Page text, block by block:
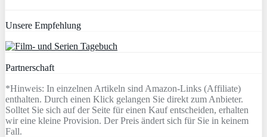
Unsere Empfehlung
Partnerschaft
*Hinweis: In einzelnen Artikeln sind Amazon-Links (Affiliate)
enthalten. Durch einen Klick gelangen Sie direkt zum Anbieter.
Solltet Sie sich auf der Seite für einen Kauf entscheiden, erhalten
wir eine kleine Provision. Der Preis ändert sich für Sie in keinem
Fall.